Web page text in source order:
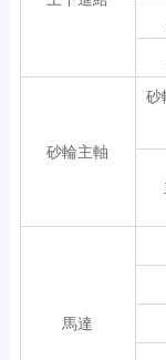
砂輪主軸
砂
馬達